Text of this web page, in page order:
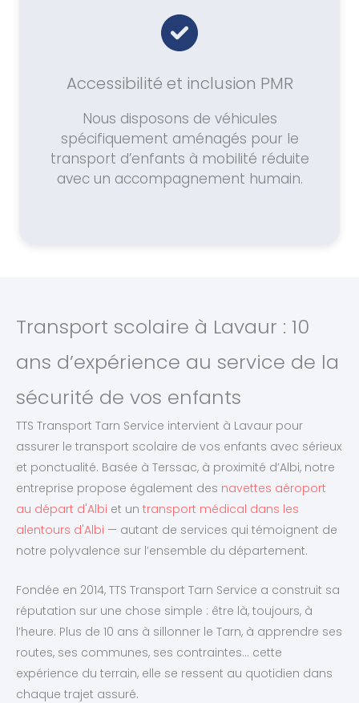
Accessibilité et inclusion PMR
Nous disposons de véhicules
spécifiquement aménagés pour le
transport d’enfants à mobilité réduite
avec un accompagnement humain.
Transport scolaire à Lavaur : 10
ans d’expérience au service de la
sécurité de vos enfants
TTS Transport Tarn Service intervient à Lavaur pour
assurer le transport scolaire de vos enfants avec sérieux
et ponctualité. Basée à Terssac, à proximité d’Albi, notre
entreprise propose également des navettes aéroport
au départ d'Albi et un transport médical dans les
alentours d'Albi — autant de services qui témoignent de
notre polyvalence sur l’ensemble du département.
Fondée en 2014, TTS Transport Tarn Service a construit sa
réputation sur une chose simple : être là, toujours, à
l’heure. Plus de 10 ans à sillonner le Tarn, à apprendre ses
routes, ses communes, ses contraintes… cette
expérience du terrain, elle se ressent au quotidien dans
chaque trajet assuré.